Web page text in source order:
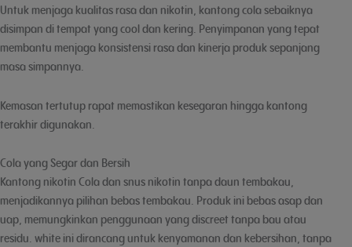
Untuk menjaga kualitas rasa dan nikotin, kantong cola sebaiknya
disimpan di tempat yang cool dan kering. Penyimpanan yang tepat
membantu menjaga konsistensi rasa dan kinerja produk sepanjang
masa simpannya.
Kemasan tertutup rapat memastikan kesegaran hingga kantong
terakhir digunakan.
Cola yang Segar dan Bersih
Kantong nikotin Cola dan snus nikotin tanpa daun tembakau,
menjadikannya pilihan bebas tembakau. Produk ini bebas asap dan
uap, memungkinkan penggunaan yang discreet tanpa bau atau
residu. white ini dirancang untuk kenyamanan dan kebersihan, tanpa